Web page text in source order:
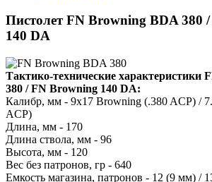
Пистолет FN Browning BDA 380
140 DA
Тактико-технические характеристики
380 / FN Browning 140 DA:
Калибр, мм - 9x17 Browning (.380 ACP) /
ACP)
Длина, мм - 170
Длина ствола, мм - 96
Высота, мм - 120
Вес без патронов, гр - 640
Емкость магазина, патронов - 12 (9 мм) /